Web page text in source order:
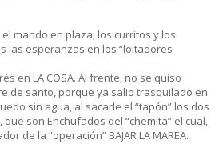
el mando en plaza, los curritos y los
las esperanzas en los “loitadores
en LA COSA. Al frente, no se quiso
de santo, porque ya salio trasquilado en
sin agua, al sacarle el “tapón” los dos
que son Enchufados del “chemita” el cual,
de la “operación” BAJAR LA MAREA.